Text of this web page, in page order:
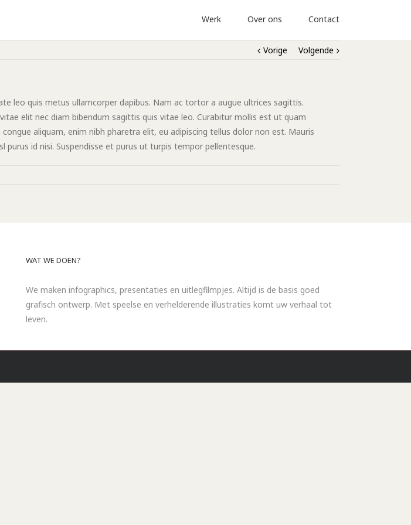
Werk Over ons Contact
Vorige Volgende
leo quis metus ullamcorper dapibus. Nam ac tortor a augue ultrices sagittis.
elit nec diam bibendum sagittis quis vitae leo. Curabitur mollis est ut quam
aliquam, enim nibh pharetra elit, eu adipiscing tellus dolor non est. Mauris
id nisi. Suspendisse et purus ut turpis tempor pellentesque.
WAT WE DOEN?
We maken infographics, presentaties en uitlegfilmpjes. Altijd is de basis goed
grafisch ontwerp. Met speelse en verhelderende illustraties komt uw verhaal tot
leven.